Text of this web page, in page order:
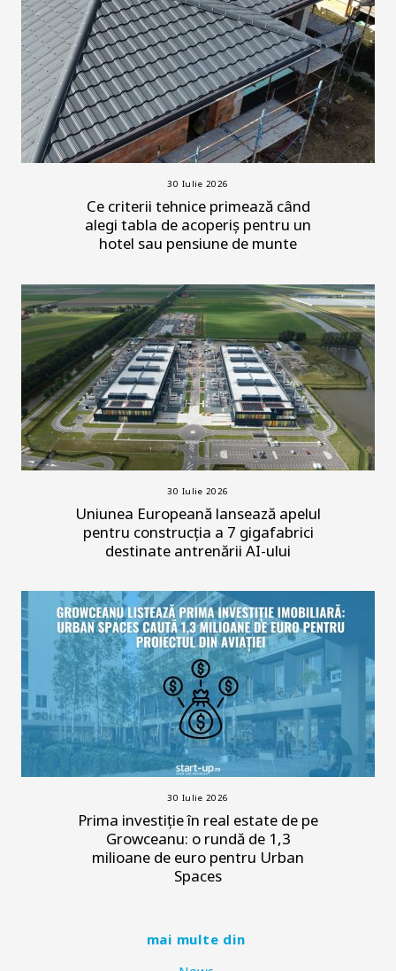
30 Iulie 2026
Ce criterii tehnice primează când
alegi tabla de acoperiș pentru un
hotel sau pensiune de munte
30 Iulie 2026
Uniunea Europeană lansează apelul
pentru construcția a 7 gigafabrici
destinate antrenării AI-ului
30 Iulie 2026
Prima investiție în real estate de pe
Growceanu: o rundă de 1,3
milioane de euro pentru Urban
Spaces
mai multe din